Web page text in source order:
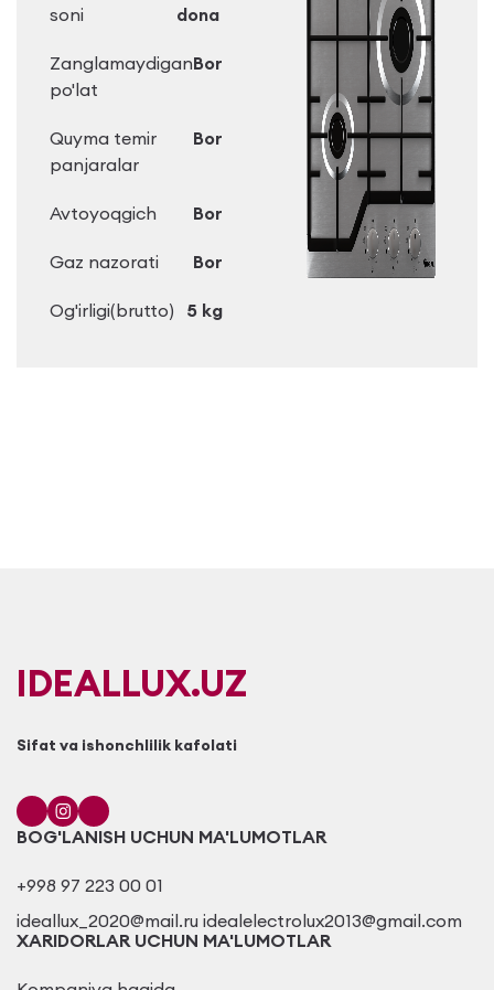
soni
dona
Zanglamaydigan
po'lat
Bor
Quyma temir
panjaralar
Bor
Avtoyoqgich Bor
Gaz nazorati Bor
Og'irligi(brutto) 5 kg
IDEALLUX.UZ
Sifat va ishonchlilik kafolati
BOG'LANISH UCHUN MA'LUMOTLAR
+998 97 223 00 01
ideallux_2020@mail.ru idealelectrolux2013@gmail.com
XARIDORLAR UCHUN MA'LUMOTLAR